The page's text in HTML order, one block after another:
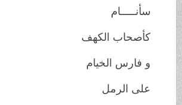
سأنـــــام
كأصحاب الكهف
و فارس الخيام
على الرمل